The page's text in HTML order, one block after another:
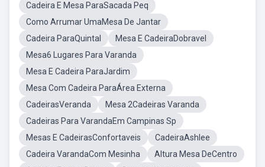
Cadeira E Mesa ParaSacada Peq
Como Arrumar UmaMesa De Jantar
Cadeira ParaQuintal
Mesa E CadeiraDobravel
Mesa6 Lugares Para Varanda
Mesa E Cadeira ParaJardim
Mesa Com Cadeira ParaÁrea Externa
CadeirasVeranda
Mesa 2Cadeiras Varanda
Cadeiras Para VarandaEm Campinas Sp
Mesas E CadeirasConfortaveis
CadeiraAshlee
Cadeira VarandaCom Mesinha
Altura Mesa DeCentro